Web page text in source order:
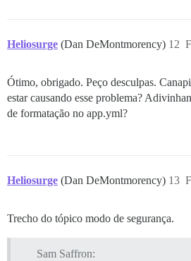
Heliosurge (Dan DeMontmorency) 12
Ótimo, obrigado. Peço desculpas.
estar causando esse problema?
de formatação no app.yml?
Heliosurge (Dan DeMontmorency) 13
Trecho do tópico modo de segurança.
Sam Saffron: